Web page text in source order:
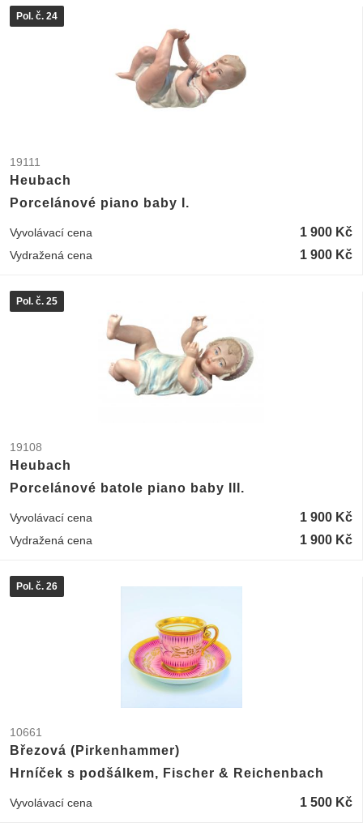
Pol. č. 24
19111
Heubach
Porcelánové piano baby I.
Vyvolávací cena 1 900 Kč
Vydražená cena 1 900 Kč
Pol. č. 25
19108
Heubach
Porcelánové batole piano baby III.
Vyvolávací cena 1 900 Kč
Vydražená cena 1 900 Kč
Pol. č. 26
10661
Březová (Pirkenhammer)
Hrníček s podšálkem, Fischer & Reichenbach
Vyvolávací cena 1 500 Kč